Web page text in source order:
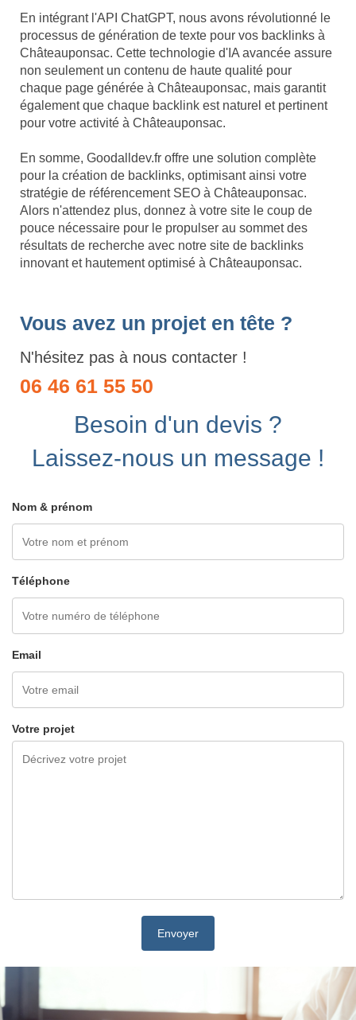
En intégrant l'API ChatGPT, nous avons révolutionné le
processus de génération de texte pour vos backlinks à
Châteauponsac. Cette technologie d'IA avancée assure
non seulement un contenu de haute qualité pour
chaque page générée à Châteauponsac, mais garantit
également que chaque backlink est naturel et pertinent
pour votre activité à Châteauponsac.
En somme, Goodalldev.fr offre une solution complète
pour la création de backlinks, optimisant ainsi votre
stratégie de référencement SEO à Châteauponsac.
Alors n'attendez plus, donnez à votre site le coup de
pouce nécessaire pour le propulser au sommet des
résultats de recherche avec notre site de backlinks
innovant et hautement optimisé à Châteauponsac.
Vous avez un projet en tête ?
N'hésitez pas à nous contacter !
06 46 61 55 50
Besoin d'un devis ?
Laissez-nous un message !
Nom & prénom
Téléphone
Email
Votre projet